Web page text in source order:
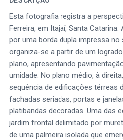
Esta fotografia registra a
Ferreira, em Itajaí, Santa
por uma borda dupla impressa no
organiza-se a partir de um
plano, apresentando
umidade. No plano médio, à
sequência de edificações térreas
fachadas seriadas, portas e
platibandas decoradas. Uma das
jardim frontal delimitado por
de uma palmeira isolada que